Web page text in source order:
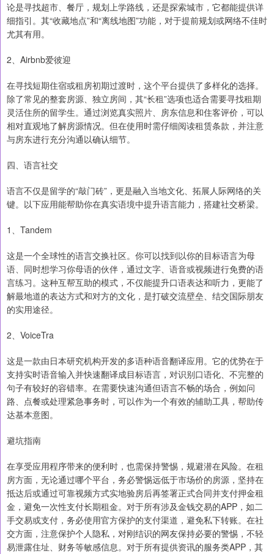
论是寻找超市、餐厅，规划上学路线，还是探索城市，它都能提供详
细指引。其“收藏地点”和“离线地图”功能，对于提前规划或网络不佳时
尤其有用。
2、Airbnb爱彼迎
在寻找短期住宿或租房初期过渡时，这个平台提供了多样化的选择。
除了常见的整套房源、独立房间，其“长租”选项也适合需要寻找租期
灵活住所的留学生。通过浏览真实照片、房东信息和住客评价，可以
相对直观地了解房源情况。但在使用时需仔细阅读租赁条款，并注意
与房东进行充分沟通以确认细节。
四、语言社交
语言不仅是留学的“敲门砖”，更是融入当地文化、拓展人际网络的关
键。以下应用能帮助你在真实语境中提升语言能力，搭建社交桥梁。
1、Tandem
这是一个全球性的语言交换社区。你可以找到以你的目标语言为母
语、同时想学习你母语的伙伴，通过文字、语音或视频进行免费的语
言练习。这种互帮互助的模式，不仅能提升口语表达和听力，更能了
解最地道的表达方式和对方的文化，是打破交流壁垒、结交国际朋友
的实用途径。
2、VoiceTra
这是一款由日本研究机构开发的多语种语音翻译应用。它的优势在于
支持实时语音输入并快速翻译成目标语言，对识别口语化、不完整的
句子有较好的容错率。在需要快速沟通但语言不畅的场合，例如问
路、点餐或处理紧急事务时，可以作为一个有效的辅助工具，帮助传
达基本意图。
避坑指南
在享受应用程序带来的便利时，也需保持警惕，规避潜在风险。在租
房方面，无论通过哪个平台，务必警惕远低于市场价的房源，坚持在
抵达后或通过可靠视频方式实地验房后再签署正式合同并支付押金租
金，避免一次性支付长期租金。对于所有涉及金钱交易的APP，如二
手交易或支付，务必使用官方保护的支付渠道，避免私下转账。在社
交方面，注意保护个人隐私，对刚结识的网友保持必要的警惕，不轻
易泄露住址、财务等敏感信息。对于所有提供资讯的服务类APP，其